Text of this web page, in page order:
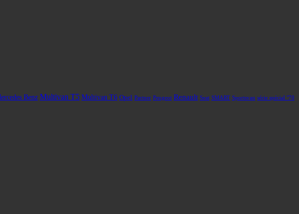
Benz Multivan T5 Multivan T6 Opel Partner Peugeot Renault Seat SMART Sportsvan série spécial "70